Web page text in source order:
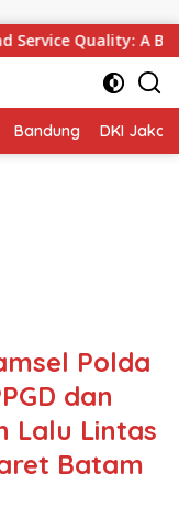
Guide
Bandung DKI
Polda
dan
Lalu Lintas
Batam